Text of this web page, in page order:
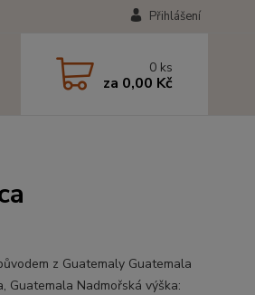
Přihlášení
0 ks
za 0,00 Kč
z Guatemaly Guatemala
Guatemala Nadmořská výška: